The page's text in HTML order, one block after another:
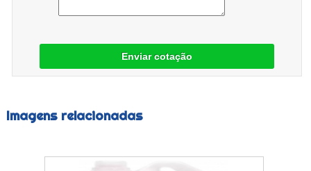
Enviar cotação
Imagens relacionadas